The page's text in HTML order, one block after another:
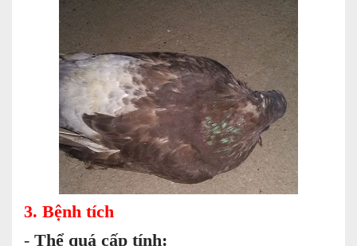
3. Bệnh tích
- Thể quá cấp tính: